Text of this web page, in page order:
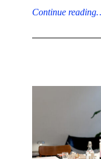
Continue